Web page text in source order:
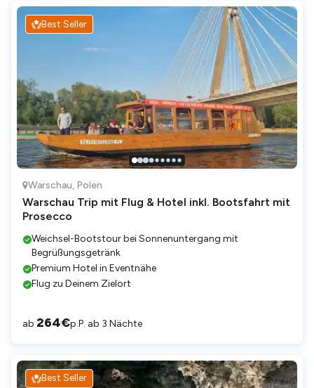
Best Seller
Warschau, Polen
Warschau Trip mit Flug & Hotel inkl. Bootsfahrt mit
Prosecco
Weichsel-Bootstour bei Sonnenuntergang mit
Begrüßungsgetränk
Premium Hotel in Eventnähe
Flug zu Deinem Zielort
ab 264€p.P. ab 3 Nächte
Best Seller